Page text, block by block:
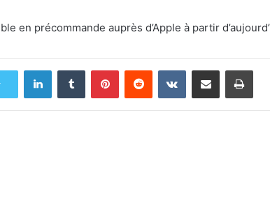
en précommande auprès d’Apple à partir
LinkedinTumblr PinterestReddit VKontaktePartager par email